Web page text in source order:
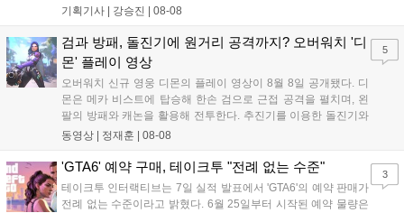
규 참전작과 크로스오버 합체기를 선보이며 작품을 완결 짓는다.
하는 몰입감 있는 서사와 조합을 구현하며 시리즈의 미래를 향한
새로운 가능성을 제시했다....
기획기사 | 강승진 08-08
검과 방패, 돌진기에 원거리 공격까지? 오버워치 '디
몬' 플레이 영상
오버워치 신규 영웅 디몬의 플레이 영상이 8월 8일 공개됐다. 디
몬은 메카 비스트에 탑승해 한손 검으로 근접 공격을 펼치며, 왼
팔의 방패와 캐논을 활용해 전투한다. 추진기를 이용한 돌진기와
참격 형태의 궁극기를 보유했고, 메카 파괴 시 맨몸으로 기관총을
산의 영웅들 업데이트를 통해 정식 출시될 예정이다....
동영상 | 정재훈 08-08
5
'GTA6' 예약 구매, 테이크투 "전례 없는 수준"
테이크투 인터랙티브는 7일 실적 발표에서 'GTA6'의 예약 판매가
전례 없는 수준이라고 밝혔다. 6월 25일부터 시작된 예약 물량은
3